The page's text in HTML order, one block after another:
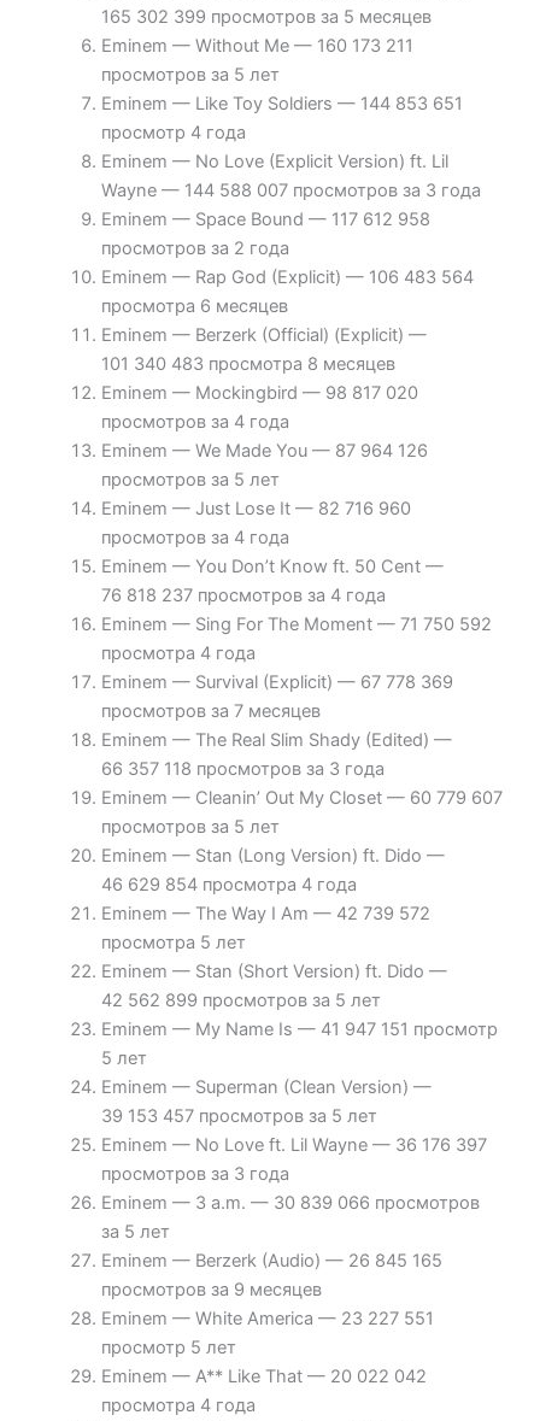
165 302 399 просмотров за 5 месяцев
Eminem — Without Me — 160 173 211
просмотров за 5 лет
Eminem — Like Toy Soldiers — 144 853 651
просмотр 4 года
Eminem — No Love (Explicit Version) ft. Lil
Wayne — 144 588 007 просмотров за 3 года
Eminem — Space Bound — 117 612 958
просмотров за 2 года
Eminem — Rap God (Explicit) — 106 483 564
просмотра 6 месяцев
Eminem — Berzerk (Official) (Explicit) —
101 340 483 просмотра 8 месяцев
Eminem — Mockingbird — 98 817 020
просмотров за 4 года
Eminem — We Made You — 87 964 126
просмотров за 5 лет
Eminem — Just Lose It — 82 716 960
просмотров за 4 года
Eminem — You Don’t Know ft. 50 Cent —
76 818 237 просмотров за 4 года
Eminem — Sing For The Moment — 71 750 592
просмотра 4 года
Eminem — Survival (Explicit) — 67 778 369
просмотров за 7 месяцев
Eminem — The Real Slim Shady (Edited) —
66 357 118 просмотров за 3 года
Eminem — Cleanin’ Out My Closet — 60 779 607
просмотров за 5 лет
Eminem — Stan (Long Version) ft. Dido —
46 629 854 просмотра 4 года
Eminem — The Way I Am — 42 739 572
просмотра 5 лет
Eminem — Stan (Short Version) ft. Dido —
42 562 899 просмотров за 5 лет
Eminem — My Name Is — 41 947 151 просмотр
5 лет
Eminem — Superman (Clean Version) —
39 153 457 просмотров за 5 лет
Eminem — No Love ft. Lil Wayne — 36 176 397
просмотров за 3 года
Eminem — 3 a.m. — 30 839 066 просмотров
за 5 лет
Eminem — Berzerk (Audio) — 26 845 165
просмотров за 9 месяцев
Eminem — White America — 23 227 551
просмотр 5 лет
Eminem — A** Like That — 20 022 042
просмотра 4 года